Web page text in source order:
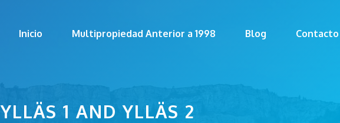
Inicio Multipropiedad Anterior a 1998 Blog Contacto
YLLÄS 1 AND YLLÄS 2